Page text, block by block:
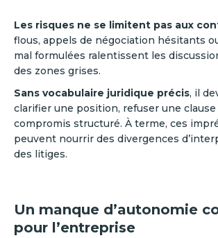
Les risques ne se limitent pas aux
flous, appels de négociation hésitants
mal formulées ralentissent les
des zones grises.
Sans vocabulaire juridique précis, il
clarifier une position, refuser une
compromis structuré. À terme, ces
peuvent nourrir des divergences
des litiges.
Un manque d’autonomie
pour l’entreprise